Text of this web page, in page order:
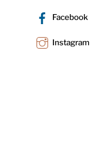
Facebook
Instagram